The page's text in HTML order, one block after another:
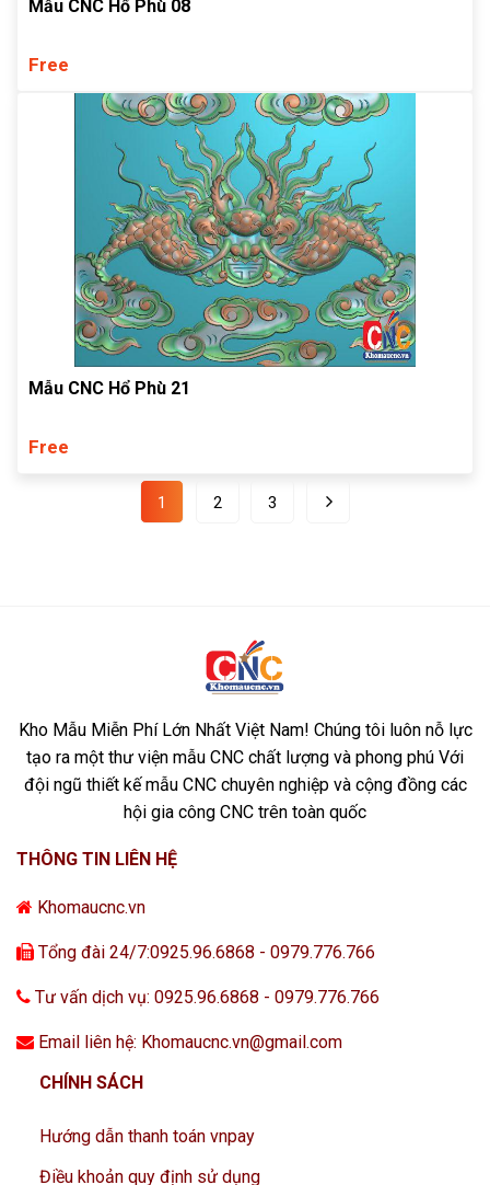
Mẫu CNC Hổ Phù 08
Free
Mẫu CNC Hổ Phù 21
Free
1 2 3
Kho Mẫu Miễn Phí Lớn Nhất Việt Nam! Chúng tôi luôn nỗ lực
tạo ra một thư viện mẫu CNC chất lượng và phong phú Với
đội ngũ thiết kế mẫu CNC chuyên nghiệp và cộng đồng các
hội gia công CNC trên toàn quốc
THÔNG TIN LIÊN HỆ
Khomaucnc.vn
Tổng đài 24/7:0925.96.6868 - 0979.776.766
Tư vấn dịch vụ: 0925.96.6868 - 0979.776.766
Email liên hệ: Khomaucnc.vn@gmail.com
CHÍNH SÁCH
Hướng dẫn thanh toán vnpay
Điều khoản quy định sử dụng